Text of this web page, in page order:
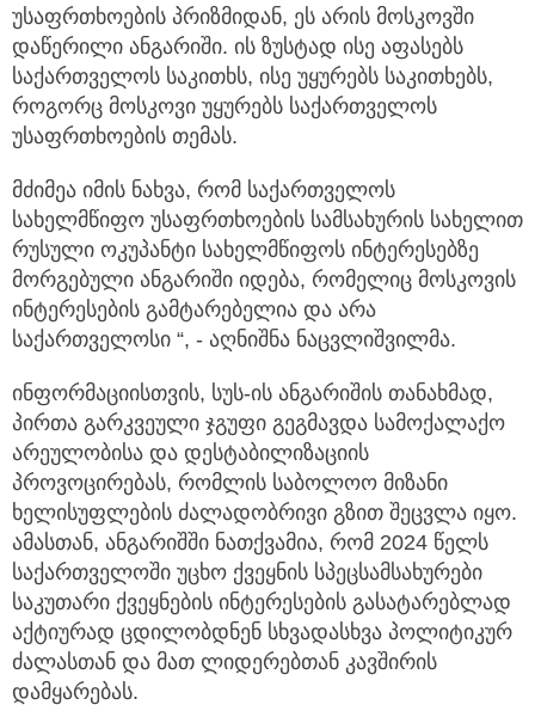
უსაფრთხოების პრიზმიდან, ეს არის მოსკოვში
დაწერილი ანგარიში. ის ზუსტად ისე აფასებს
საქართველოს საკითხს, ისე უყურებს საკითხებს,
როგორც მოსკოვი უყურებს საქართველოს
უსაფრთხოების თემას.
მძიმეა იმის ნახვა, რომ საქართველოს
სახელმწიფო უსაფრთხოების სამსახურის სახელით
რუსული ოკუპანტი სახელმწიფოს ინტერესებზე
მორგებული ანგარიში იდება, რომელიც მოსკოვის
ინტერესების გამტარებელია და არა
საქართველოსი “, - აღნიშნა ნაცვლიშვილმა.
ინფორმაციისთვის, სუს-ის ანგარიშის თანახმად,
პირთა გარკვეული ჯგუფი გეგმავდა სამოქალაქო
არეულობისა და დესტაბილიზაციის
პროვოცირებას, რომლის საბოლოო მიზანი
ხელისუფლების ძალადობრივი გზით შეცვლა იყო.
ამასთან, ანგარიშში ნათქვამია, რომ 2024 წელს
საქართველოში უცხო ქვეყნის სპეცსამსახურები
საკუთარი ქვეყნების ინტერესების გასატარებლად
აქტიურად ცდილობდნენ სხვადასხვა პოლიტიკურ
ძალასთან და მათ ლიდერებთან კავშირის
დამყარებას.